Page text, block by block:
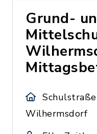
Grund-
Wilhermsdorf